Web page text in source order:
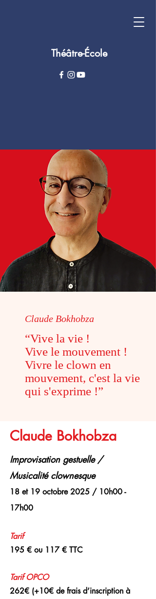
Théâtre-École
Claude Bokhobza
“Vive la vie !
Vive le mouvement !
Vivre le clown en
mouvement, c'est la vie
qui s'exprime !”
Claude Bokhobza
Improvisation gestuelle /
Musicalité clownesque
18 et 19 octobre 2025 / 10h00 -
17h00
Tarif
195 € ou 117 € TTC
Tarif OPCO
262€ (+10€ de frais d’inscription à